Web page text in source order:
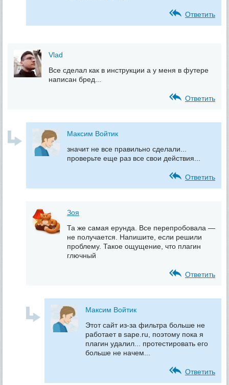
Ответить
Vlad
Все сделал как в инструкции а у меня в футере
написан бред...
Ответить
Максим Войтик
значит не все правильно сделали...
проверьте еще раз все свои действия...
Ответить
Зоя
Та же самая ерунда. Все перепробовала —
не получается. Напишите, если решили
проблему. Такое ощущение, что плагин
глючный
Ответить
Максим Войтик
Этот сайт из-за фильтра больше не
работает в sape.ru, поэтому пока я
плагин удалил... протестировать его
больше не начем...
Ответить